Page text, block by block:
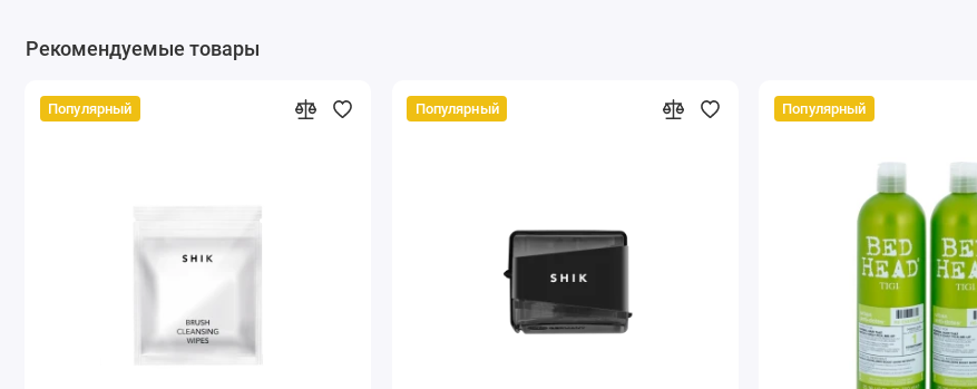
Рекомендуемые товары
Популярный Популярный Популярный